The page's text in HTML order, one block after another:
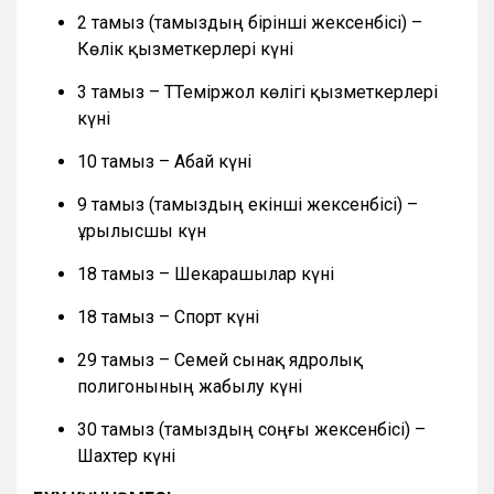
2 тамыз (тамыздың бірінші жексенбісі) –
Көлік қызметкерлері күні
3 тамыз – ТТеміржол көлігі қызметкерлері
күні
10 тамыз – Абай күні
9 тамыз (тамыздың екінші жексенбісі) –
Құрылысшы күн
18 тамыз – Шекарашылар күні
18 тамыз – Спорт күні
29 тамыз – Семей сынақ ядролық
полигонының жабылу күні
30 тамыз (тамыздың соңғы жексенбісі) –
Шахтер күні